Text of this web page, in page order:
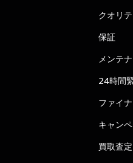
クオリテ
保証
メンテ
24時間
ファイ
キャン
買取査定